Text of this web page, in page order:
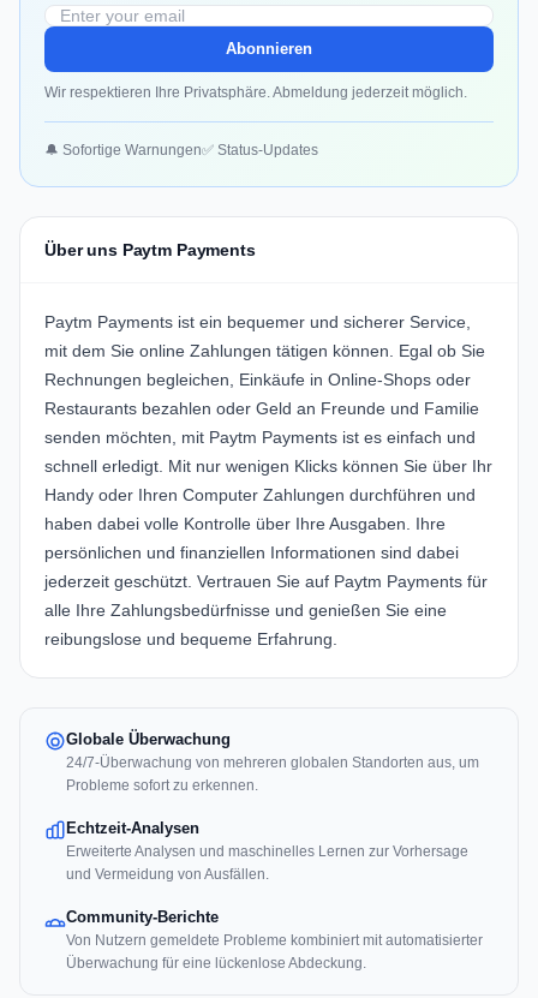
Abonnieren
Wir respektieren Ihre Privatsphäre. Abmeldung jederzeit möglich.
🔔 Sofortige Warnungen✅ Status-Updates
Über uns Paytm Payments
Paytm Payments ist ein bequemer und sicherer Service,
mit dem Sie online Zahlungen tätigen können. Egal ob Sie
Rechnungen begleichen, Einkäufe in Online-Shops oder
Restaurants bezahlen oder Geld an Freunde und Familie
senden möchten, mit Paytm Payments ist es einfach und
schnell erledigt. Mit nur wenigen Klicks können Sie über Ihr
Handy oder Ihren Computer Zahlungen durchführen und
haben dabei volle Kontrolle über Ihre Ausgaben. Ihre
persönlichen und finanziellen Informationen sind dabei
jederzeit geschützt. Vertrauen Sie auf Paytm Payments für
alle Ihre Zahlungsbedürfnisse und genießen Sie eine
reibungslose und bequeme Erfahrung.
Globale Überwachung
24/7-Überwachung von mehreren globalen Standorten aus, um
Probleme sofort zu erkennen.
Echtzeit-Analysen
Erweiterte Analysen und maschinelles Lernen zur Vorhersage
und Vermeidung von Ausfällen.
Community-Berichte
Von Nutzern gemeldete Probleme kombiniert mit automatisierter
Überwachung für eine lückenlose Abdeckung.